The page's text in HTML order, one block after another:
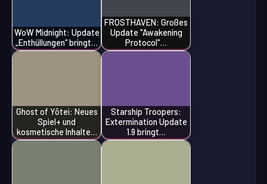
WoW Midnight: Update
„Enthüllungen“ bringt…
FROSTHAVEN: Großes
Update "Awakening
Protocol"…
Ghost of Yōtei: Neues
Spiel+ und
kosmetische Inhalte…
Starship Troopers:
Extermination Update
1.9 bringt…